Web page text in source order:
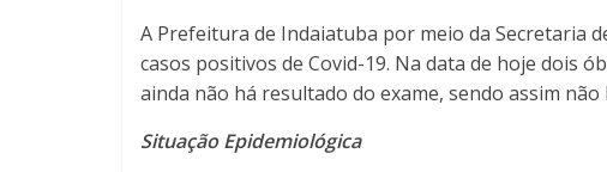
A Prefeitura de Indaiatuba por meio da Secretaria
casos positivos de Covid-19. Na data de hoje dois
ainda não há resultado do exame, sendo assim
Situação Epidemiológica